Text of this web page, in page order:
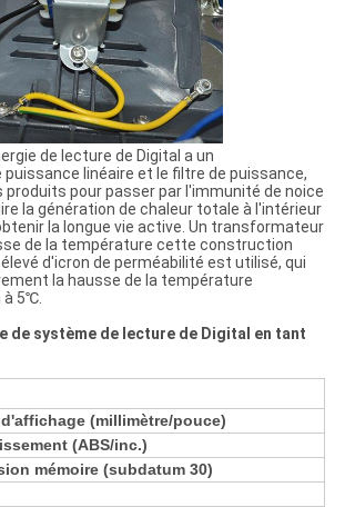
de lecture de Digital a un
linéaire et le filtre de puissance,
produits pour passer par l'immunité de noice
la génération de chaleur totale à l'intérieur
la longue vie active. Un transformateur
de la température cette construction
d'icron de perméabilité est utilisé, qui
la hausse de la température
5℃.
de système de lecture de Digital en tant
(millimètre/pouce)
(ABS/inc.)
mémoire (subdatum 30)